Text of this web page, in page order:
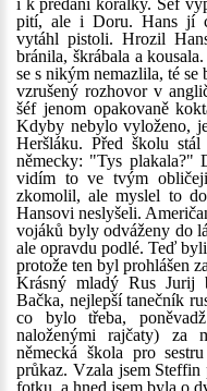
i k předání kořalky. Šéf
pití, ale i Doru. Hans jí
vytáhl pistoli. Hrozil
bránila, škrábala a
se s nikým nemazlila, té
vzrušený rozhovor v
šéf jenom opakovaně
Kdyby nebylo vyloženo,
Heršláku. Před školu
německy: "Tys plakala?"
vidím to ve tvým
zkomolil, ale myslel to
Hansovi neslyšeli.
vojáků byly odváženy do
ale opravdu podlé. Teď
protože ten byl prohlášen
Krásný mladý Rus Jurij
Bačka, nejlepší tanečník
co bylo třeba,
naloženými rajčaty) za
německá škola pro
průkaz. Vzala jsem
fotku, a hned jsem byla o